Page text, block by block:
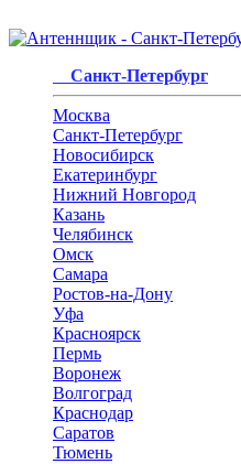
Санкт-Петербург
Москва
Санкт-Петербург
Новосибирск
Екатеринбург
Нижний Новгород
Казань
Челябинск
Омск
Самара
Ростов-на-Дону
Уфа
Красноярск
Пермь
Воронеж
Волгоград
Краснодар
Саратов
Тюмень